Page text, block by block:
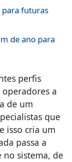
futuras
de ano para
perfis
a
de um
que
isso cria um
passa a
no sistema, de